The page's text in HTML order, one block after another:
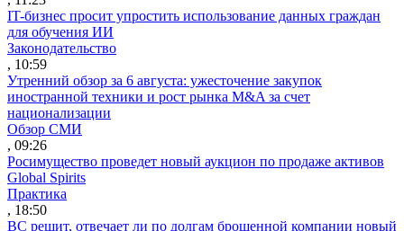
IT-бизнес просит упростить использование данных граждан
для обучения ИИ
Законодательство
, 10:59
Утренний обзор за 6 августа: ужесточение закупок
иностранной техники и рост рынка M&A за счет
национализации
Обзор СМИ
, 09:26
Росимущество проведет новый аукцион по продаже активов
Global Spirits
Практика
, 18:50
ВС решит, отвечает ли по долгам брошенной компании новый